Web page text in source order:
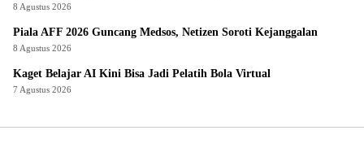
8 Agustus 2026
Piala AFF 2026 Guncang Medsos, Netizen Soroti Kejanggalan
8 Agustus 2026
Kaget Belajar AI Kini Bisa Jadi Pelatih Bola Virtual
7 Agustus 2026